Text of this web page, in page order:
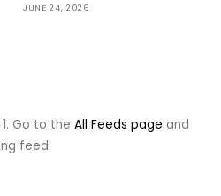
JUNE 24, 2026
Go to theAll Feeds page and
feed.